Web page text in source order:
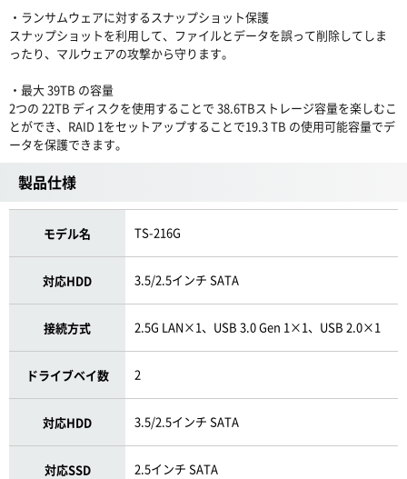
・ランサムウェアに対するスナップショット保護
スナップショットを利用して、ファイルとデータを誤って削除してしま
ったり、マルウェアの攻撃から守ります。
・最大 39TB の容量
2つの 22TB ディスクを使用することで 38.6TBストレージ容量を楽しむこ
とができ、RAID 1をセットアップすることで19.3 TB の使用可能容量でデ
ータを保護できます。
製品仕様
モデル名 TS-216G
対応HDD 3.5/2.5インチ SATA
接続方式 2.5G LAN×1、USB 3.0 Gen 1×1、USB 2.0×1
ドライブベイ数 2
対応HDD 3.5/2.5インチ SATA
対応SSD 2.5インチ SATA